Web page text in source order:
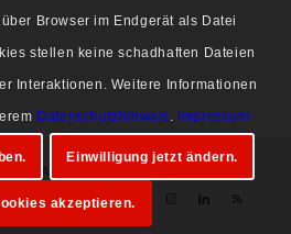
Alle Rechte vorbehalten.
Browser im Endgerät als Datei
stellen keine schadhaften Dateien
Interaktionen. Weitere Informationen
Datenschutzhinweis. Impressum
Einwilligung jetzt ändern.
akzeptieren.